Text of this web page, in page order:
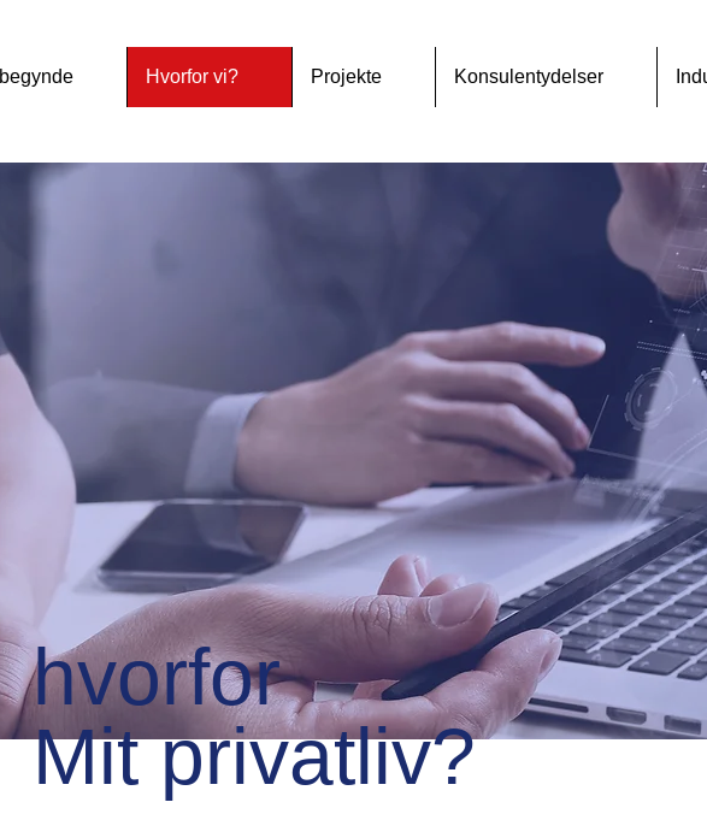
begynde Hvorfor vi? Projekte Konsulentydelser
hvorfor
Mit privatliv?